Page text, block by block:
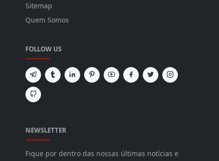
Sitemap
Quem Somos
FOLLOW US
NEWSLETTER
Fique por dentro das nossas últimas notícias e